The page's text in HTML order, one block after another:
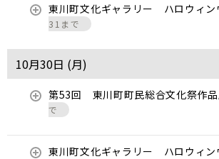
東川町文化ギャラリー ハロウィン
31まで
10月30日 (月)
第53回 東川町町民総合文化祭作
で
東川町文化ギャラリー ハロウィン